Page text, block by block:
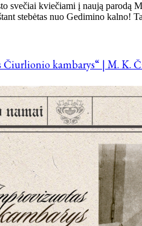
svečiai kviečiami į naują
stebėtas nuo Gedimino
kambarys“ | M. K.